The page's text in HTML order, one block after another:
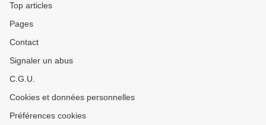
Top articles
Pages
Contact
Signaler un abus
C.G.U.
Cookies et données personnelles
Préférences cookies